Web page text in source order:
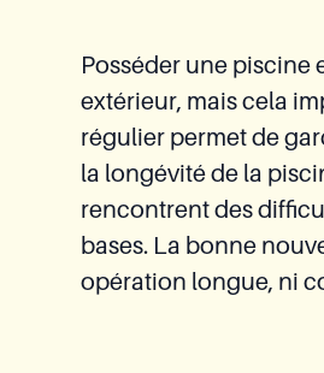
Posséder une piscine
extérieur, mais cela
régulier permet de
la longévité de la
rencontrent des
bases. La bonne
opération longue, ni